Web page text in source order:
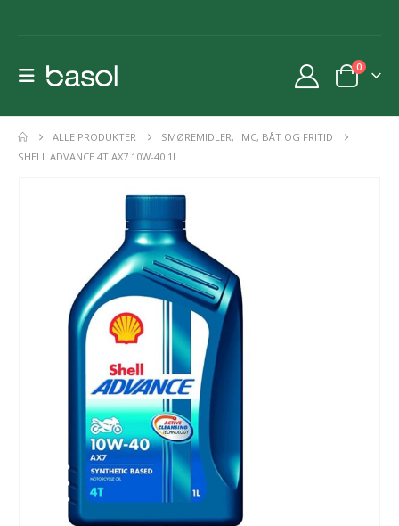
0
ALLE PRODUKTER SMØREMIDLER,
MC, BÅT OG FRITID
SHELL ADVANCE 4T AX7 10W-40 1L